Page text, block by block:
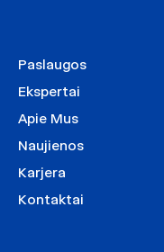
Paslaugos
Ekspertai
Apie Mus
Naujienos
Karjera
Kontaktai